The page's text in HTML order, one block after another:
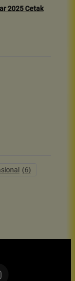
2025 Cetak
(6)